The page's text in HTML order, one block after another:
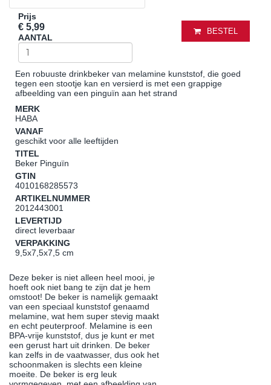
Prijs
€ 5,99
AANTAL
BESTEL
Een robuuste drinkbeker van melamine kunststof, die goed
tegen een stootje kan en versierd is met een grappige
afbeelding van een pinguïn aan het strand
MERK
HABA
VANAF
geschikt voor alle leeftijden
TITEL
Beker Pinguïn
GTIN
4010168285573
ARTIKELNUMMER
2012443001
LEVERTIJD
direct leverbaar
VERPAKKING
9,5x7,5x7,5 cm
Deze beker is niet alleen heel mooi, je
hoeft ook niet bang te zijn dat je hem
omstoot! De beker is namelijk gemaakt
van een speciaal kunststof genaamd
melamine, wat hem super stevig maakt
en echt peuterproof. Melamine is een
BPA-vrije kunststof, dus je kunt er met
een gerust hart uit drinken. De beker
kan zelfs in de vaatwasser, dus ook het
schoonmaken is slechts een kleine
moeite. De beker is erg leuk